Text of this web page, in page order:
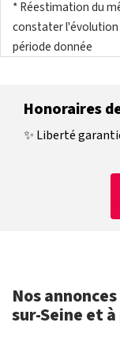
* Réestimation du
constater l'évolution
période donnée
Honoraires
✨ Liberté
Nos
sur-Seine et